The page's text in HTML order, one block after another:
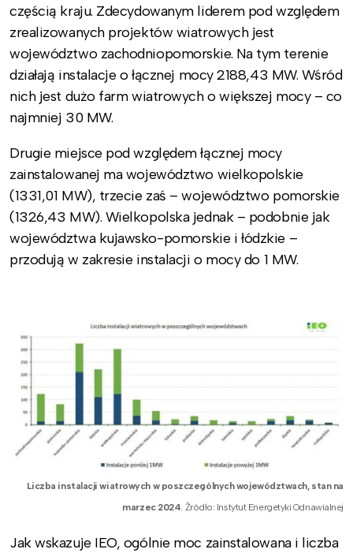
częścią kraju. Zdecydowanym liderem pod względem
zrealizowanych projektów wiatrowych jest
województwo zachodniopomorskie. Na tym terenie
działają instalacje o łącznej mocy 2188,43 MW. Wśród
nich jest dużo farm wiatrowych o większej mocy – co
najmniej 30 MW.
Drugie miejsce pod względem łącznej mocy
zainstalowanej ma województwo wielkopolskie
(1331,01 MW), trzecie zaś – województwo pomorskie
(1326,43 MW). Wielkopolska jednak – podobnie jak
województwa kujawsko-pomorskie i łódzkie –
przodują w zakresie instalacji o mocy do 1 MW.
Liczba instalacji wiatrowych w poszczególnych województwach, stan na
marzec 2024. Źródło: Instytut Energetyki Odnawialnej
Jak wskazuje IEO, ogólnie moc zainstalowana i liczba